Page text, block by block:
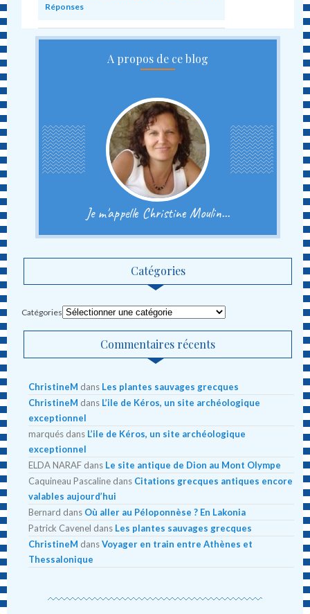
Réponses
A propos de ce blog
Je m'appelle Christine Moulin...
Catégories
Catégories
Commentaires récents
ChristineM dans Les plantes sauvages grecques
ChristineM dans L’ile de Kéros, un site archéologique
exceptionnel
marqués dans L’ile de Kéros, un site archéologique
exceptionnel
ELDA NARAF dans Le site antique de Dion au Mont Olympe
Caquineau Pascaline dans Citations grecques antiques encore
valables aujourd’hui
Bernard dans Où aller au Péloponnèse ? En Lakonia
Patrick Cavenel dans Les plantes sauvages grecques
ChristineM dansVoyager en train entre Athènes et
Thessalonique